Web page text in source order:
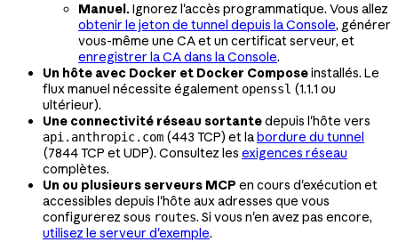
Manuel.Ignorez l'accès programmatique. Vous allez
obtenir le jeton de tunnel depuis la Console, générer
vous-même une CA et un certificat serveur, et
enregistrer la CA dans la Console.
Un hôte avec Docker et Docker Composeinstallés. Le
flux manuel nécessite également openssl (1.1.1 ou
ultérieur).
Une connectivité réseau sortantedepuis l'hôte vers
api.anthropic.com (443 TCP) et labordure du tunnel
(7844 TCP et UDP). Consultez les exigences réseau
complètes.
Un ou plusieurs serveurs MCP en cours d'exécution et
accessibles depuis l'hôte aux adresses que vous
configurerez sous routes. Si vous n'en avez pas encore,
utilisez le serveur d'exemple.